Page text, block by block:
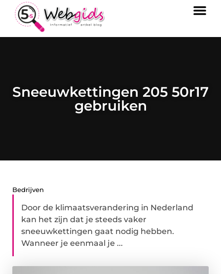
Sneeuwkettingen 205 50r17
gebruiken
Bedrijven
Door de klimaatsverandering in Nederland
kan het zijn dat je steeds vaker
sneeuwkettingen gaat nodig hebben.
Wanneer je eenmaal je ...